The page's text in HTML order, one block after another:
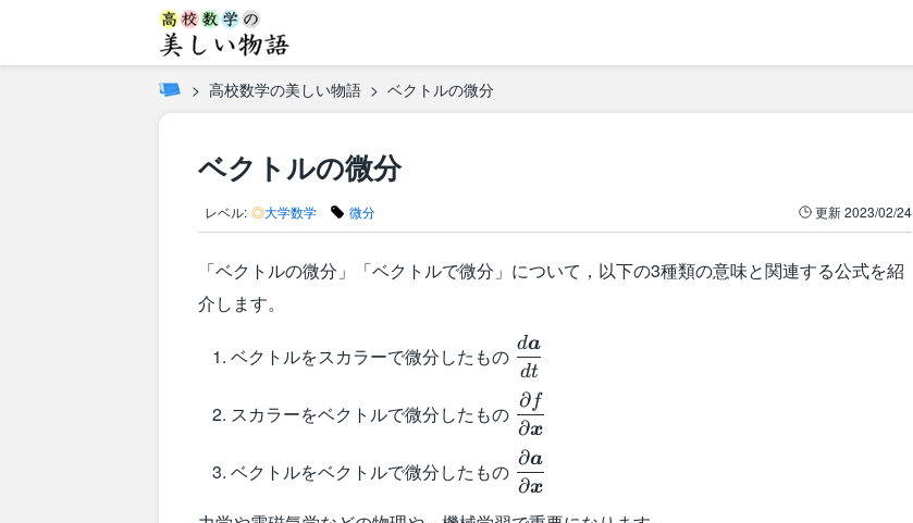
高校数学の美しい物語 ベクトルの微分
ベクトルの微分
レベル: ◎大学数学 微分 更新2023/02/24
「ベクトルの微分」「ベクトルで微分」について，以下の3種類の意味と関連する公式を紹
介します。
ベクトルをスカラーで微分したもの \dfrac{d\boldsymbol{a}}
{dt}
dt
da
スカラーをベクトルで微分したもの \dfrac{\partial
f}{\partial
\boldsymbol{x}}
∂x
∂f
ベクトルをベクトルで微分したもの \dfrac{\partial
\boldsymbol{a}}
{\partial
∂x
∂a